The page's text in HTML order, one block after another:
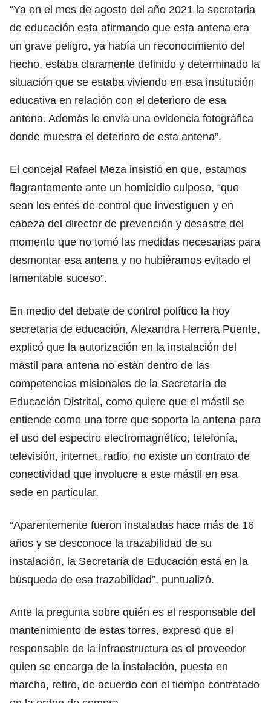
“Ya en el mes de agosto del año 2021 la secretaria
de educación esta afirmando que esta antena era
un grave peligro, ya había un reconocimiento del
hecho, estaba claramente definido y determinado la
situación que se estaba viviendo en esa institución
educativa en relación con el deterioro de esa
antena. Además le envía una evidencia fotográfica
donde muestra el deterioro de esta antena”.
El concejal Rafael Meza insistió en que, estamos
flagrantemente ante un homicidio culposo, “que
sean los entes de control que investiguen y en
cabeza del director de prevención y desastre del
momento que no tomó las medidas necesarias para
desmontar esa antena y no hubiéramos evitado el
lamentable suceso”.
En medio del debate de control político la hoy
secretaria de educación, Alexandra Herrera Puente,
explicó que la autorización en la instalación del
mástil para antena no están dentro de las
competencias misionales de la Secretaría de
Educación Distrital, como quiere que el mástil se
entiende como una torre que soporta la antena para
el uso del espectro electromagnético, telefonía,
televisión, internet, radio, no existe un contrato de
conectividad que involucre a este mástil en esa
sede en particular.
“Aparentemente fueron instaladas hace más de 16
años y se desconoce la trazabilidad de su
instalación, la Secretaría de Educación está en la
búsqueda de esa trazabilidad”, puntualizó.
Ante la pregunta sobre quién es el responsable del
mantenimiento de estas torres, expresó que el
responsable de la infraestructura es el proveedor
quien se encarga de la instalación, puesta en
marcha, retiro, de acuerdo con el tiempo contratado